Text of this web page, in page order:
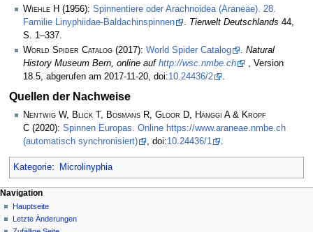
Wiehle H (1956): Spinnentiere oder Arachnoidea (Araneae). 28.
Familie Linyphiidae-Baldachinspinnen
. Tierwelt Deutschlands 44,
S. 1–337.
World Spider Catalog (2017): World Spider Catalog
Natural
History Museum Bern, online auf http://wsc.nmbe.ch
, Version
18.5, abgerufen am 2017-11-20, doi:10.24436/2
Quellen der Nachweise
Nentwig W, Blick T, Bosmans R, Gloor D, Hänggi A & Kropf
C (2020): Spinnen Europas. Online https://www.araneae.nmbe.ch
(automatisch synchronisiert)
, doi:10.24436/1
Kategorie: Microlinyphia
Navigation
Hauptseite
Letzte Änderungen